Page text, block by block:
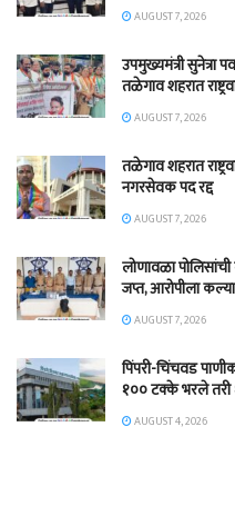
AUGUST 7, 2026
उपमुख्यमंत्री सुनेत्रा
तळेगाव शहरात
AUGUST 7, 2026
तळेगाव शहरात
नगरसेवक पद रद्द
AUGUST 7, 2026
लोणावळा पोलिसांची
जप्त, आरोपीला
AUGUST 7, 2026
पिंपरी-चिंचवड
१०० टक्के भरले तरी
AUGUST 4, 2026